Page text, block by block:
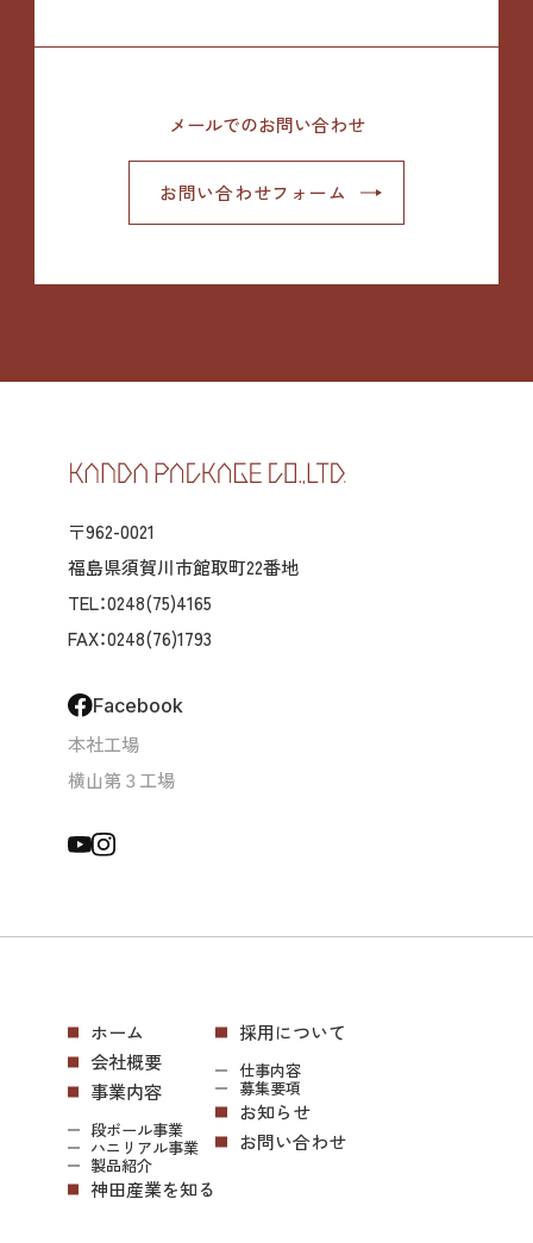
メールでのお問い合わせ
お問い合わせフォーム
〒962-0021
福島県須賀川市館取町22番地
TEL：0248(75)4165
FAX：0248(76)1793
Facebook
本社工場
横山第３工場
ホーム
会社概要
事業内容
段ボール事業
ハニリアル事業
製品紹介
神田産業を知る
採用について
仕事内容
募集要項
お知らせ
お問い合わせ